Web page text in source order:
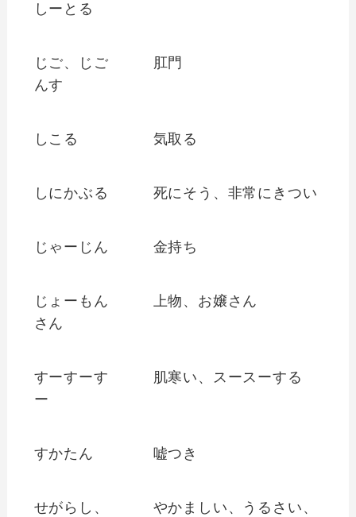
しーとる
じご、じご
んす
肛門
しこる 気取る
しにかぶる 死にそう、非常にきつい
じゃーじん 金持ち
じょーもん
さん
上物、お嬢さん
すーすーす
ー
肌寒い、スースーする
すかたん 嘘つき
せがらし、
やかましい、うるさい、